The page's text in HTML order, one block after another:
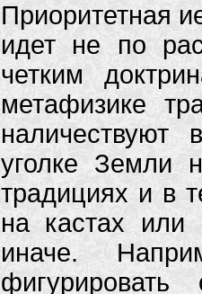
Приоритетная
идет не по
четким
метафизике
уголке Земли
традициях и в
на кастах или
иначе.